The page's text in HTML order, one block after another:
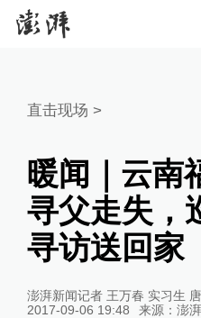
直击现场 >
暖闻｜云南
寻父走失，
寻访送回家
澎湃新闻记者 王万春 实习生
2017-09-06 19:48
来源： 澎